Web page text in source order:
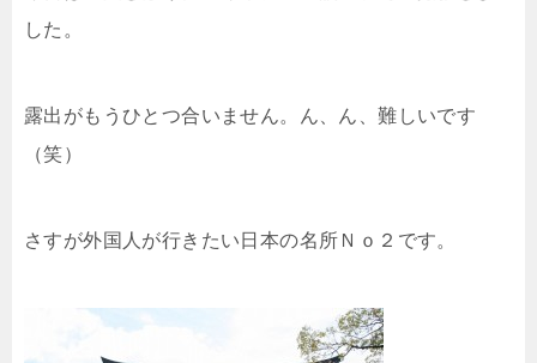
した。
露出がもうひとつ合いません。ん、ん、難しいです
（笑）
さすが外国人が行きたい日本の名所Ｎｏ２です。